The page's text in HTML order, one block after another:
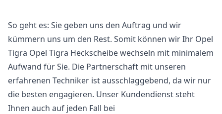
So geht es: Sie geben uns den Auftrag und wir
kümmern uns um den Rest. Somit können wir Ihr Opel
Tigra Opel Tigra Heckscheibe wechseln mit minimalem
Aufwand für Sie. Die Partnerschaft mit unseren
erfahrenen Techniker ist ausschlaggebend, da wir nur
die besten engagieren. Unser Kundendienst steht
Ihnen auch auf jeden Fall bei